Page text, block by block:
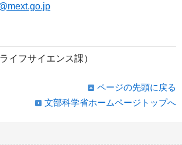
イフサイエンス課）
ページの先頭に戻る
文部科学省ホームページトップへ